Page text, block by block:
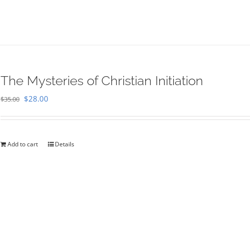
The Mysteries of Christian Initiation
$35.00 Original
$35.00.
$28.00
$28.00.
Add to cart Details